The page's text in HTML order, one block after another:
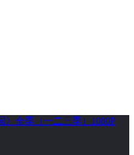
》全季（一二三季）1080P